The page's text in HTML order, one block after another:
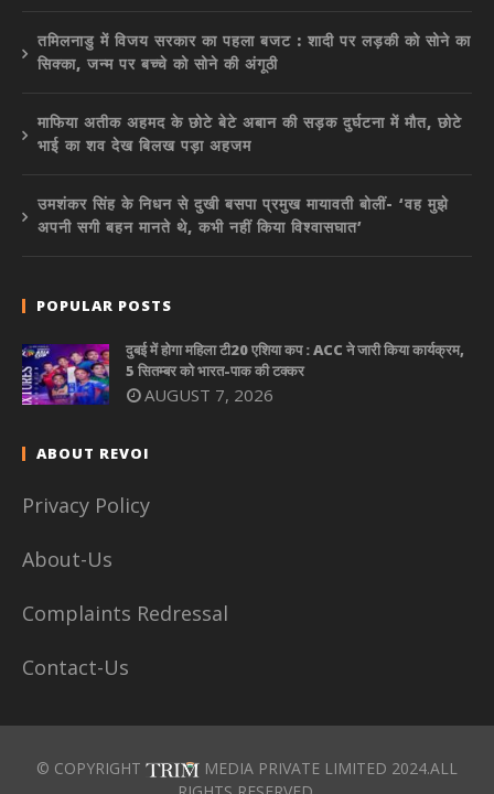
तमिलनाडु में विजय सरकार का पहला बजट : शादी पर लड़की को सोने का
सिक्का, जन्म पर बच्चे को सोने की अंगूठी
माफिया अतीक अहमद के छोटे बेटे अबान की सड़क दुर्घटना में मौत, छोटे
भाई का शव देख बिलख पड़ा अहजम
उमशंकर सिंह के निधन से दुखी बसपा प्रमुख मायावती बोलीं- ‘वह मुझे
अपनी सगी बहन मानते थे, कभी नहीं किया विश्वासघात’
POPULAR POSTS
दुबई में होगा महिला टी20 एशिया कप : ACC ने जारी किया कार्यक्रम,
5 सितम्बर को भारत-पाक की टक्कर
AUGUST 7, 2026
ABOUT REVOI
Privacy Policy
About-Us
Complaints Redressal
Contact-Us
© COPYRIGHT
MEDIA PRIVATE LIMITED 2024.ALL